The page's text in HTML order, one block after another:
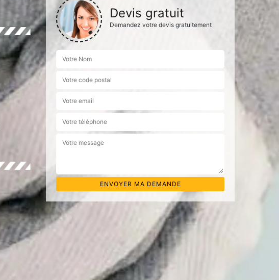
Devis gratuit
Demandez votre devis gratuitement